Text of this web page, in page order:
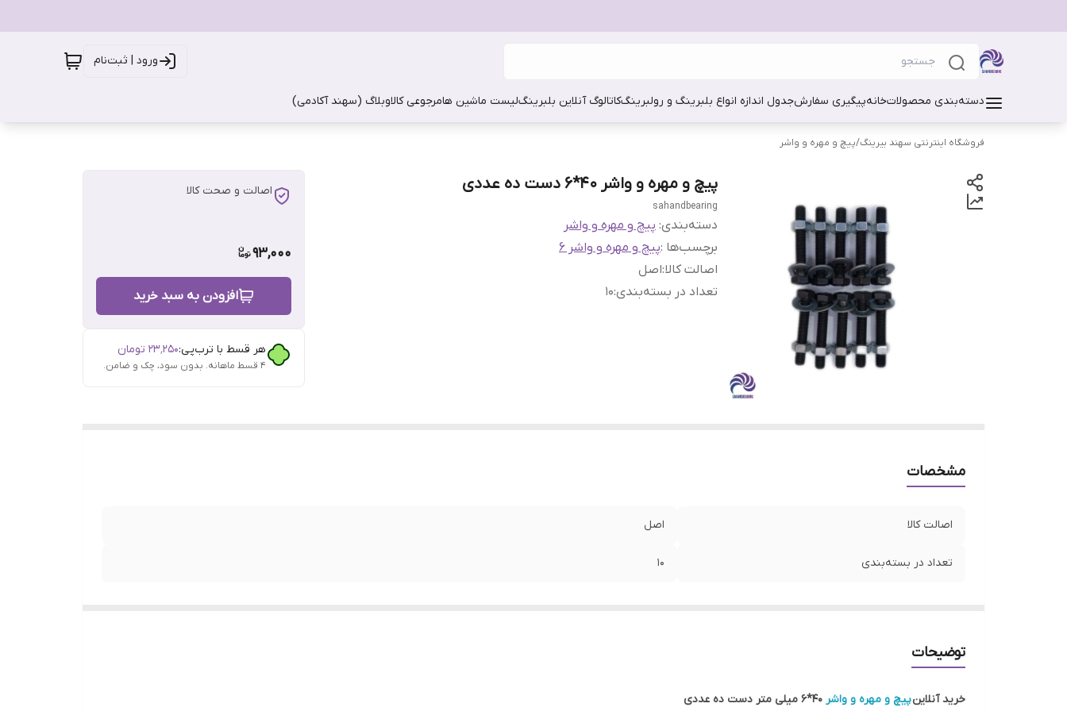
ورود | ثبت‌نام
دسته‌بندی محصولاتخانهپیگیری سفارشجدول اندازه انواع بلبرینگ و رولبرینگکاتالوگ آنلاین بلبرینگلیست ماشین هامرجوعی کالاوبلاگ (سهند آکادمی)
فروشگاه اینترنتی سهند بیرینگ/پیچ و مهره و واشر
پیچ و مهره و واشر 40*6 دست ده عددی
sahandbearing
دسته‌بندی: پیچ و مهره و واشر
برچسب‌ها :پیچ و مهره و واشر 6
اصالت کالا:اصل
تعداد در بسته‌بندی:
10
اصالت و صحت کالا
93,000
افزودن به سبد خرید
هر قسط با ترب‌پی:۲۳٬۲۵۰ تومان
۴ قسط ماهانه. بدون سود، چک و ضامن.
مشخصات
اصالت کالا اصل
تعداد در بسته‌بندی 10
توضیحات
خرید آنلاینپیچ و مهره و واشر